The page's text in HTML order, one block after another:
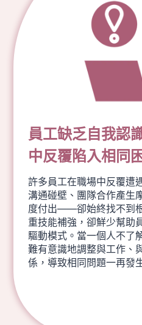
員工缺乏自我認
中反覆陷入相同
許多員工在職場中反覆
溝通碰壁、團隊合作產生
度付出——卻始終找不到
重技能補強，卻鮮少幫助
驅動模式。當一個人不了
難有意識地調整與工作、
係，導致相同問題一再發